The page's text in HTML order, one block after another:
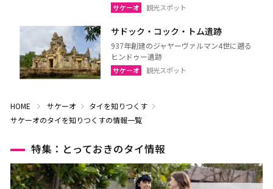
サケーオ 観光スポット
サドック・コック・トム遺跡
937年創建のジャヤーヴァルマン4世に遡る
ヒンドゥー遺跡
サケーオ 観光スポット
HOME サケーオ
タイを知りつくす
サケーオのタイを知りつくすの情報一覧
特集：とっておきのタイ情報